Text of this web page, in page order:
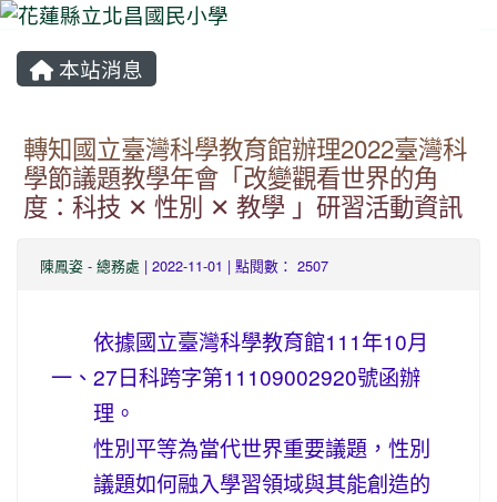
本站消息
轉知國立臺灣科學教育館辦理2022臺灣科
學節議題教學年會「改變觀看世界的角
度：科技 ✕ 性別 ✕ 教學 」研習活動資訊
陳鳳姿 - 總務處 | 2022-11-01 | 點閱數： 2507
一、
依據國立臺灣科學教育館111年10月
27日科跨字第11109002920號函辦
理。
性別平等為當代世界重要議題，性別
議題如何融入學習領域與其能創造的